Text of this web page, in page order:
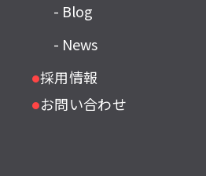
- Blog
- News
●採用情報
● お問い合わせ